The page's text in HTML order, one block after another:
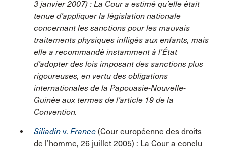
3 janvier 2007) : La Cour a estimé qu’elle était
tenue d’appliquer la législation nationale
concernant les sanctions pour les mauvais
traitements physiques infligés aux enfants, mais
elle a recommandé instamment à l’État
d’adopter des lois imposant des sanctions plus
rigoureuses, en vertu des obligations
internationales de la Papouasie-Nouvelle-
Guinée aux termes de l’article 19 de la
Convention.
Siliadin v. France (Cour européenne des droits
de l’homme, 26 juillet 2005) : La Cour a conclu